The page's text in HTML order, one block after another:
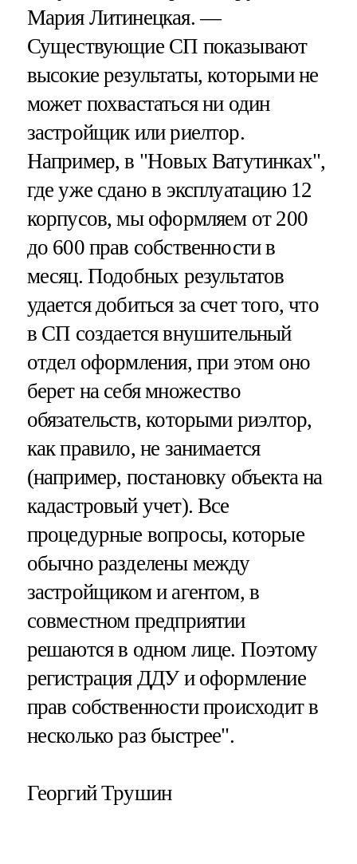
Мария Литинецкая. —
Существующие СП показывают
высокие результаты, которыми не
может похвастаться ни один
застройщик или риелтор.
Например, в "Новых Ватутинках",
где уже сдано в эксплуатацию 12
корпусов, мы оформляем от 200
до 600 прав собственности в
месяц. Подобных результатов
удается добиться за счет того, что
в СП создается внушительный
отдел оформления, при этом оно
берет на себя множество
обязательств, которыми риэлтор,
как правило, не занимается
(например, постановку объекта на
кадастровый учет). Все
процедурные вопросы, которые
обычно разделены между
застройщиком и агентом, в
совместном предприятии
решаются в одном лице. Поэтому
регистрация ДДУ и оформление
прав собственности происходит в
несколько раз быстрее".
Георгий Трушин